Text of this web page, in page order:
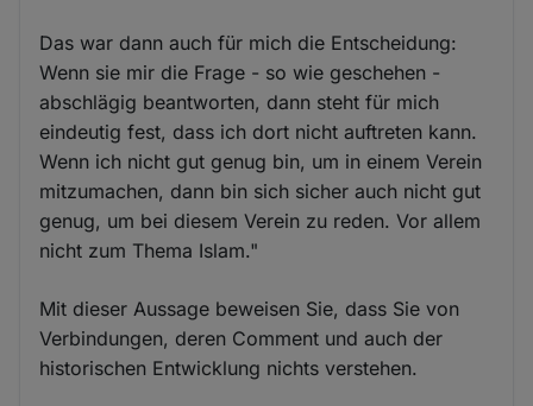
Das war dann auch für mich die Entscheidung:
Wenn sie mir die Frage - so wie geschehen -
abschlägig beantworten, dann steht für mich
eindeutig fest, dass ich dort nicht auftreten kann.
Wenn ich nicht gut genug bin, um in einem Verein
mitzumachen, dann bin sich sicher auch nicht gut
genug, um bei diesem Verein zu reden. Vor allem
nicht zum Thema Islam."
Mit dieser Aussage beweisen Sie, dass Sie von
Verbindungen, deren Comment und auch der
historischen Entwicklung nichts verstehen.